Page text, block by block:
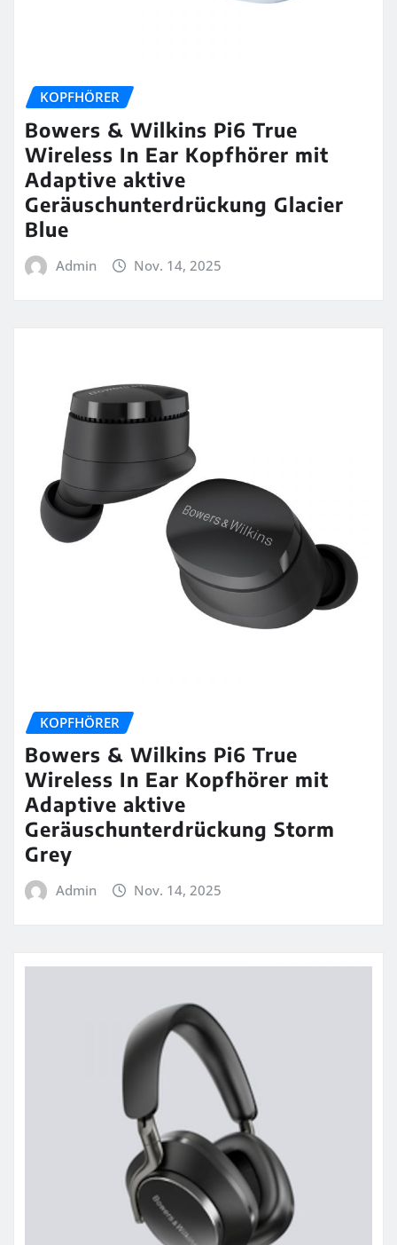
KOPFHÖRER
Bowers & Wilkins Pi6 True
Wireless In Ear Kopfhörer mit
Adaptive aktive
Geräuschunterdrückung Glacier
Blue
Admin Nov. 14, 2025
KOPFHÖRER
Bowers & Wilkins Pi6 True
Wireless In Ear Kopfhörer mit
Adaptive aktive
Geräuschunterdrückung Storm
Grey
Admin Nov. 14, 2025